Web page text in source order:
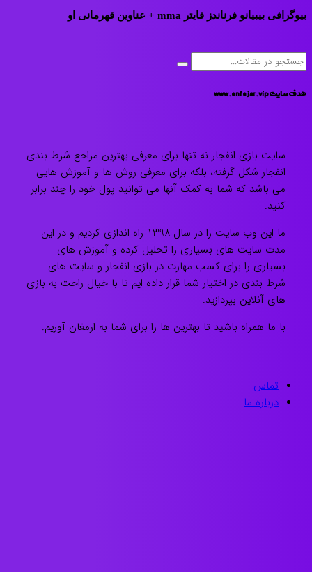
بیوگرافی بیبیانو فرناندز فایتر mma + عناوین قهرمانی او
هدف سایت www.enfejar.vip
سایت بازی انفجار نه تنها برای معرفی بهترین مراجع شرط بندی
انفجار شکل گرفته، بلکه برای معرفی روش ها و آموزش هایی
می باشد که شما به کمک آنها می توانید پول خود را چند برابر
کنید.
ما این وب سایت را در سال 1398 راه اندازی کردیم و در این
مدت سایت های بسیاری را تحلیل کرده و آموزش های
بسیاری را برای کسب مهارت در بازی انفجار و سایت های
شرط بندی در اختیار شما قرار داده ایم تا با خیال راحت به بازی
های آنلاین بپردازید.
با ما همراه باشید تا بهترین ها را برای شما به ارمغان آوریم.
تماس
درباره ما